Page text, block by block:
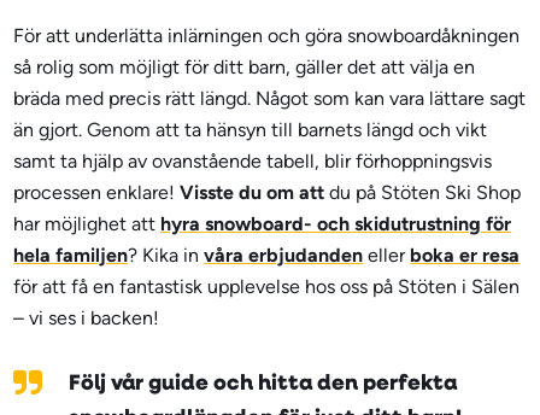
För att underlätta inlärningen och göra snowboardåkningen
så rolig som möjligt för ditt barn, gäller det att välja en
bräda med precis rätt längd. Något som kan vara lättare sagt
än gjort. Genom att ta hänsyn till barnets längd och vikt
samt ta hjälp av ovanstående tabell, blir förhoppningsvis
processen enklare!Visste du om att du på Stöten Ski Shop
har möjlighet att hyra snowboard- och skidutrustning för
hela familjen? Kika invåra erbjudanden eller boka er resa
för att få en fantastisk upplevelse hos oss på Stöten i Sälen
– vi ses i backen!
Följ vår guide och hitta den perfekta